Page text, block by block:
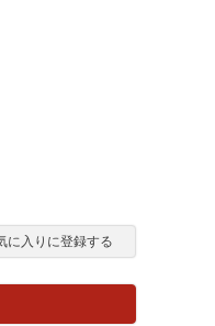
に入りに登録する